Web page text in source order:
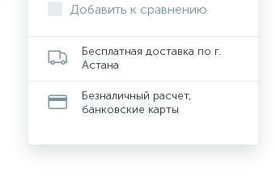
Добавить к сравнению
Бесплатная доставка по г.
Астана
Безналичный расчет,
банковские карты